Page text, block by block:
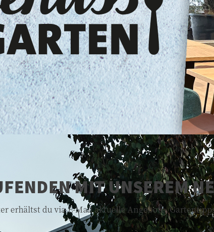
MIT UNSEREM
erhältst du via E-Mail aktuelle Angebote,